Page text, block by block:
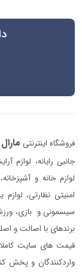
فروشگاه اینترنتی مارال
جانبی رایانه، لوازم
لوازم خانه و
امنیتی نظارتی،
سیسمونی و بازی،
برندهای با اصالت و
قیمت های سایت کاملا
واردکنندگان و پخش